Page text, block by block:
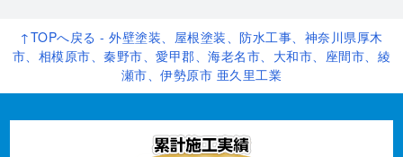
↑TOPへ戻る - 外壁塗装、屋根塗装、防水工事、神奈川県厚木
市、相模原市、秦野市、愛甲郡、海老名市、大和市、座間市、綾
瀬市、伊勢原市 亜久里工業